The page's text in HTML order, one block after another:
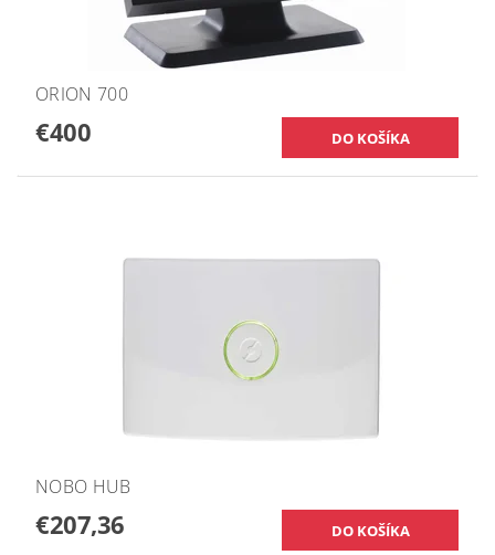
ORION 700
€400
NOBO HUB
€207,36